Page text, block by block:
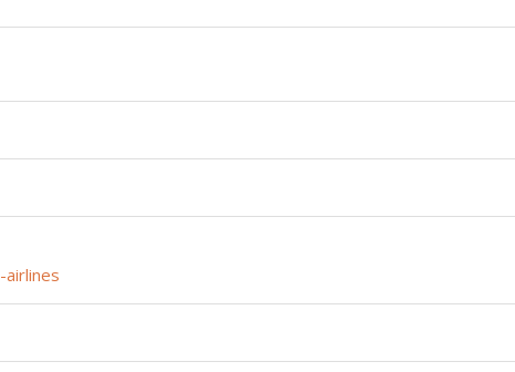
singapore-airlines